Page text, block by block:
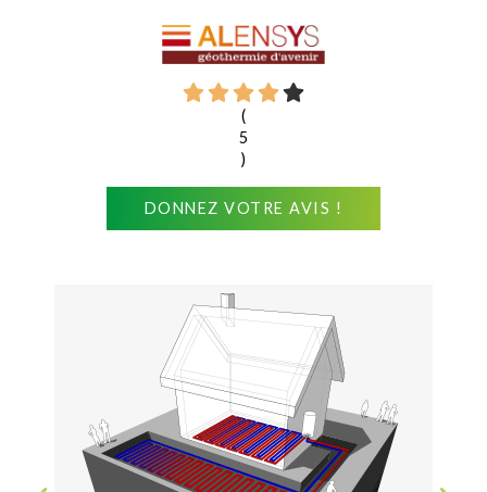
(
5
)
DONNEZ VOTRE AVIS !